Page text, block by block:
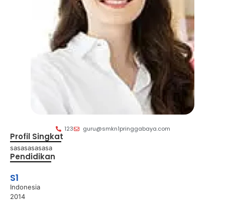
123 guru@smkn1pringgabaya.com
Profil Singkat
sasasasasasa
Pendidikan
S1
Indonesia
2014